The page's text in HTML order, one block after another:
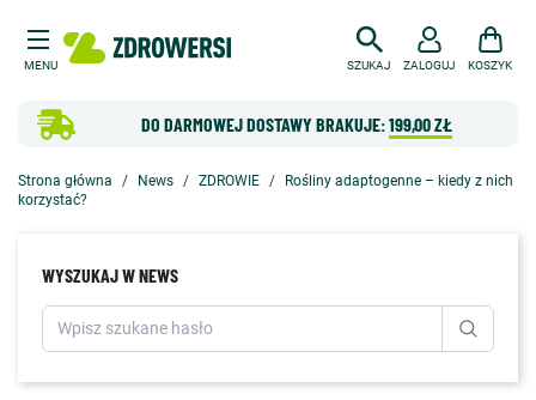
MENU SZUKAJ
DO DARMOWEJ DOSTAWY BRAKUJE:199,00 ZŁ
ZALOGUJ KOSZYK
Strona główna News ZDROWIE
Rośliny adaptogenne – kiedy z nich
korzystać?
WYSZUKAJ W NEWS